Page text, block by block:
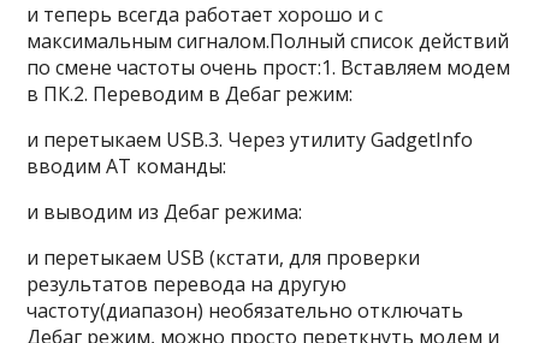
и теперь всегда работает хорошо и с
максимальным сигналом.Полный список действий
по смене частоты очень прост:1. Вставляем модем
в ПК.2. Переводим в Дебаг режим:
и перетыкаем USB.3. Через утилиту GadgetInfo
вводим АТ команды:
и выводим из Дебаг режима:
и перетыкаем USB (кстати, для проверки
результатов перевода на другую
частоту(диапазон) необязательно отключать
Дебаг режим, можно просто переткнуть модем и